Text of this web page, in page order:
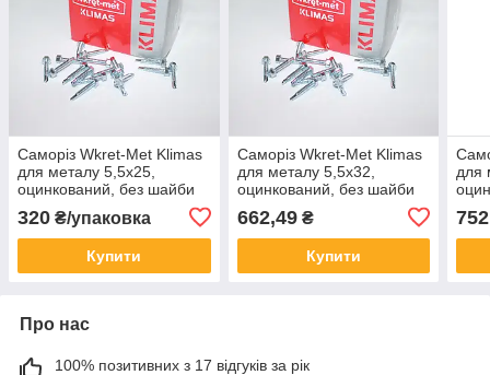
Саморіз Wkret-Met Klimas
для металу 5,5х25,
оцинкований, без шайби
320 ₴/упаковка
Купити
Саморіз Wkret-Met Klimas
для металу 5,5х32,
оцинкований, без шайби
662,49₴
Купити
для
Про нас
100% позитивних з 17 відгуків за рік